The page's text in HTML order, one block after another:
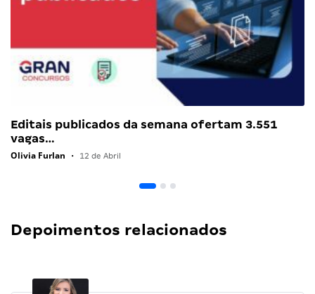
Editais publicados da semana ofertam 3.551
vagas…
Olivia Furlan • 12 de Abril
Depoimentos relacionados